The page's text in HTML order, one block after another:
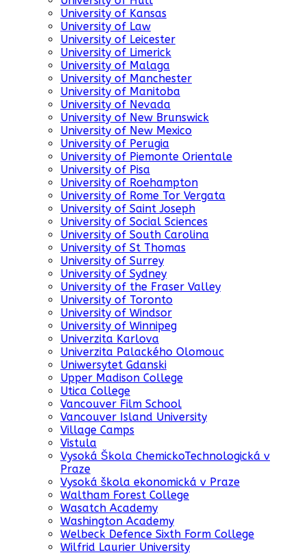
University of Kansas
University of Law
University of Leicester
University of Limerick
University of Malaga
University of Manchester
University of Manitoba
University of Nevada
University of New Brunswick
University of New Mexico
University of Perugia
University of Piemonte Orientale
University of Pisa
University of Roehampton
University of Rome Tor Vergata
University of Saint Joseph
University of Social Sciences
University of South Carolina
University of St Thomas
University of Surrey
University of Sydney
University of the Fraser Valley
University of Toronto
University of Windsor
University of Winnipeg
Univerzita Karlova
Univerzita Palackého Olomouc
Uniwersytet Gdanski
Upper Madison College
Utica College
Vancouver Film School
Vancouver Island University
Village Camps
Vistula
Vysoká Škola ChemickoTechnologická v
Praze
Vysoká škola ekonomická v Praze
Waltham Forest College
Wasatch Academy
Washington Academy
Welbeck Defence Sixth Form College
Wilfrid Laurier University